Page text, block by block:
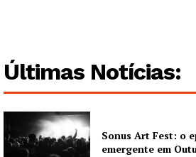
Artigos
Europa
Grande Entrevista
Últimas Notícias:
Sonus Art Fest: o
emergente em